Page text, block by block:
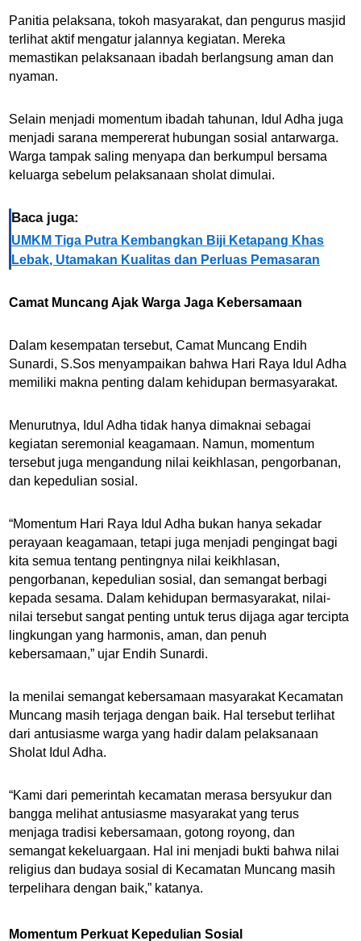
Panitia pelaksana, tokoh masyarakat, dan pengurus masjid
terlihat aktif mengatur jalannya kegiatan. Mereka
memastikan pelaksanaan ibadah berlangsung aman dan
nyaman.
Selain menjadi momentum ibadah tahunan, Idul Adha juga
menjadi sarana mempererat hubungan sosial antarwarga.
Warga tampak saling menyapa dan berkumpul bersama
keluarga sebelum pelaksanaan sholat dimulai.
Baca juga:
UMKM Tiga Putra Kembangkan Biji Ketapang Khas
Lebak, Utamakan Kualitas dan Perluas Pemasaran
Camat Muncang Ajak Warga Jaga Kebersamaan
Dalam kesempatan tersebut, Camat Muncang Endih
Sunardi, S.Sos menyampaikan bahwa Hari Raya Idul Adha
memiliki makna penting dalam kehidupan bermasyarakat.
Menurutnya, Idul Adha tidak hanya dimaknai sebagai
kegiatan seremonial keagamaan. Namun, momentum
tersebut juga mengandung nilai keikhlasan, pengorbanan,
dan kepedulian sosial.
“Momentum Hari Raya Idul Adha bukan hanya sekadar
perayaan keagamaan, tetapi juga menjadi pengingat bagi
kita semua tentang pentingnya nilai keikhlasan,
pengorbanan, kepedulian sosial, dan semangat berbagi
kepada sesama. Dalam kehidupan bermasyarakat, nilai-
nilai tersebut sangat penting untuk terus dijaga agar tercipta
lingkungan yang harmonis, aman, dan penuh
kebersamaan,” ujar Endih Sunardi.
Ia menilai semangat kebersamaan masyarakat Kecamatan
Muncang masih terjaga dengan baik. Hal tersebut terlihat
dari antusiasme warga yang hadir dalam pelaksanaan
Sholat Idul Adha.
“Kami dari pemerintah kecamatan merasa bersyukur dan
bangga melihat antusiasme masyarakat yang terus
menjaga tradisi kebersamaan, gotong royong, dan
semangat kekeluargaan. Hal ini menjadi bukti bahwa nilai
religius dan budaya sosial di Kecamatan Muncang masih
terpelihara dengan baik,” katanya.
Momentum Perkuat Kepedulian Sosial